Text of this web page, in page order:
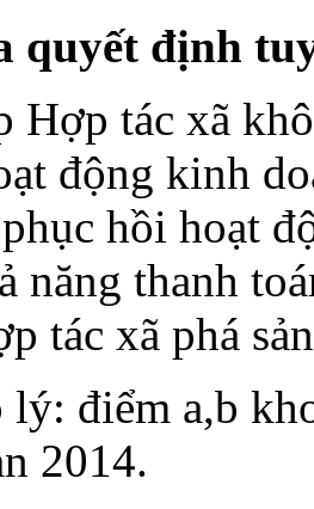
quyết định
Hợp tác xã
động kinh
hồi hoạt
năng thanh
tác xã phá
lý: điểm a,b
2014.